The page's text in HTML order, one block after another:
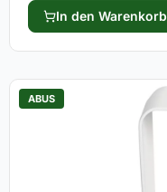
In den Warenkorb
ABUS